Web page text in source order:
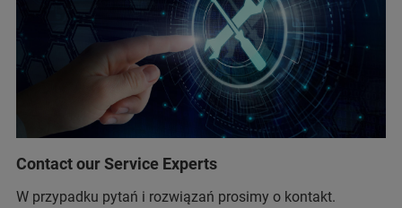
Contact our Service Experts
W przypadku pytań i rozwiązań prosimy o kontakt.